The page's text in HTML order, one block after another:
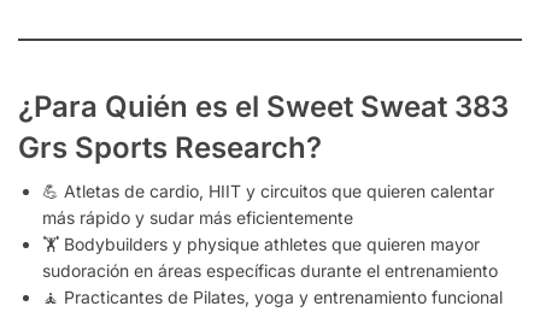
¿Para Quién es el Sweet Sweat 383
Grs Sports Research?
💪 Atletas de cardio, HIIT y circuitos que quieren calentar
más rápido y sudar más eficientemente
🏋️ Bodybuilders y physique athletes que quieren mayor
sudoración en áreas específicas durante el entrenamiento
🧘 Practicantes de Pilates, yoga y entrenamiento funcional